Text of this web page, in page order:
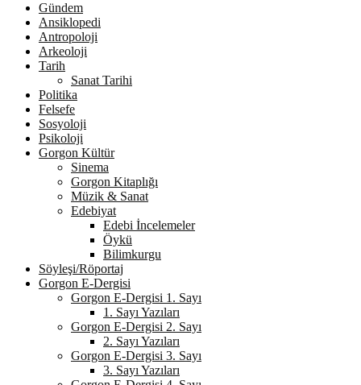
Gündem
Ansiklopedi
Antropoloji
Arkeoloji
Tarih
Sanat Tarihi
Politika
Felsefe
Sosyoloji
Psikoloji
Gorgon Kültür
Sinema
Gorgon Kitaplığı
Müzik & Sanat
Edebiyat
Edebi İncelemeler
Öykü
Bilimkurgu
Söyleşi/Röportaj
Gorgon E-Dergisi
Gorgon E-Dergisi 1. Sayı
1. Sayı Yazıları
Gorgon E-Dergisi 2. Sayı
2. Sayı Yazıları
Gorgon E-Dergisi 3. Sayı
3. Sayı Yazıları